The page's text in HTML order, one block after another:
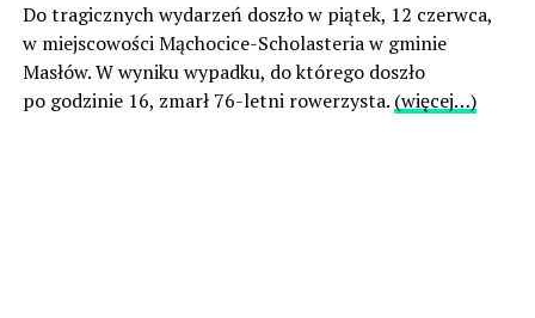
Do tragicznych wydarzeń doszło w piątek, 12 czerwca,
w miejscowości Mąchocice-Scholasteria w gminie
Masłów. W wyniku wypadku, do którego doszło
po godzinie 16, zmarł 76-letni rowerzysta. (więcej…)